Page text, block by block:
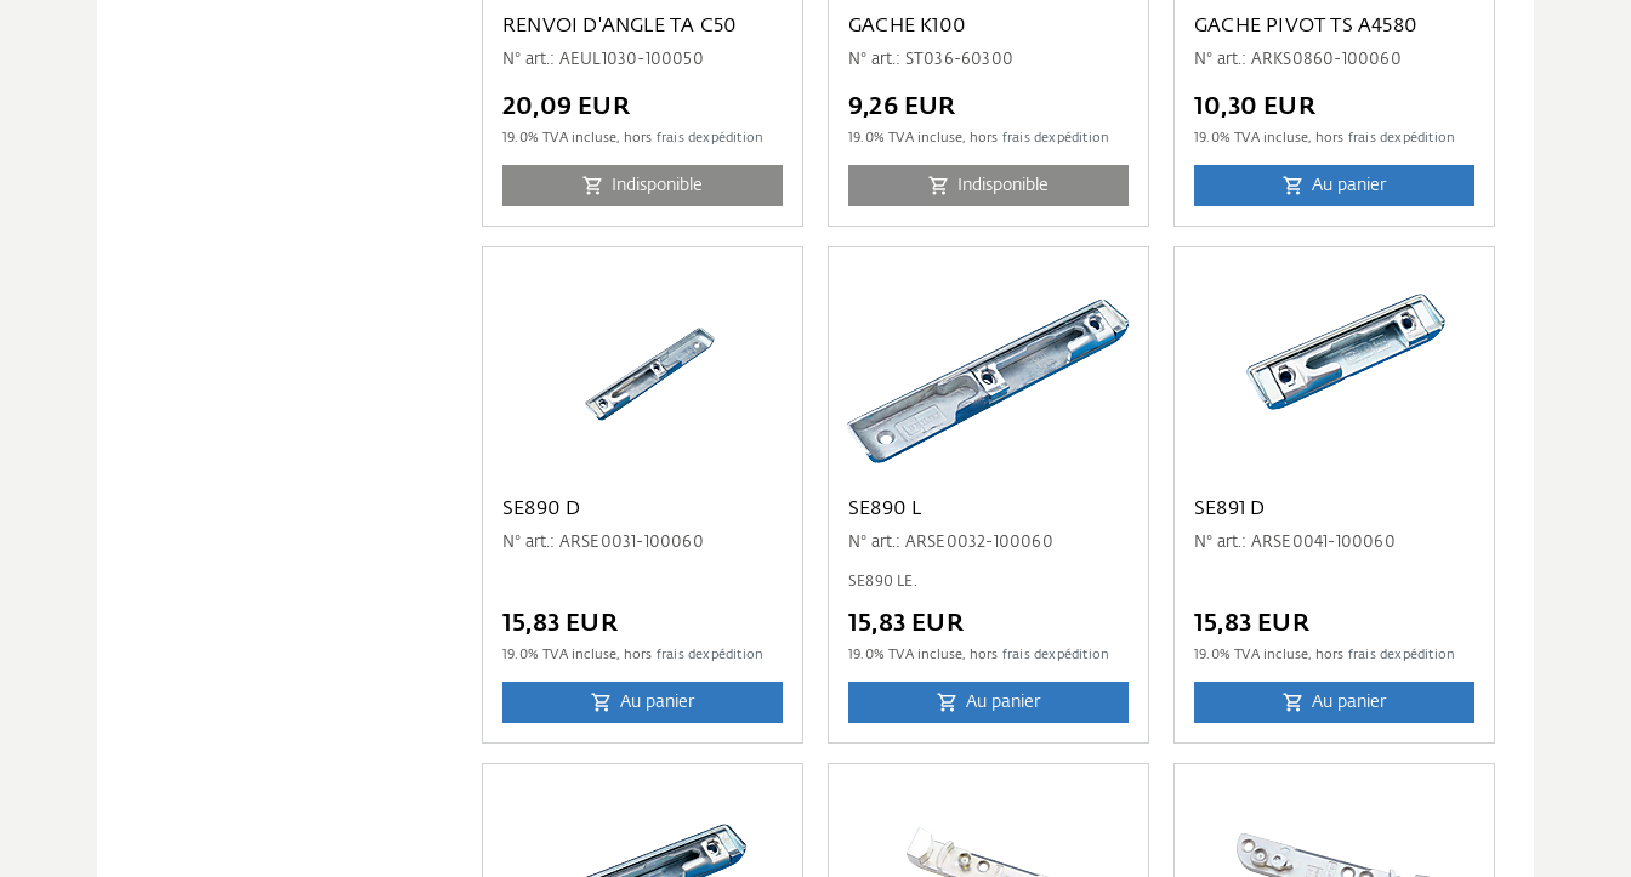
RENVOI D'ANGLE TA C50
N° art.: AEUL1030-100050
20,09 EUR
19.0% TVA incluse, hors frais dexpédition
Indisponible
GACHE K100
N° art.: ST036-60300
9,26 EUR
19.0% TVA incluse, hors frais dexpédition
Indisponible
GACHE PIVOT TS A4580
N° art.: ARKS0860-100060
10,30 EUR
19.0% TVA incluse, hors frais dexpédition
Au panier
SE890 D
N° art.: ARSE0031-100060
15,83 EUR
19.0% TVA incluse, hors frais dexpédition
Au panier
SE890 L
N° art.: ARSE0032-100060
SE890 LE.
15,83 EUR
19.0% TVA incluse, hors frais dexpédition
Au panier
SE891 D
N° art.: ARSE0041-100060
15,83 EUR
19.0% TVA incluse, hors frais dexpédition
Au panier